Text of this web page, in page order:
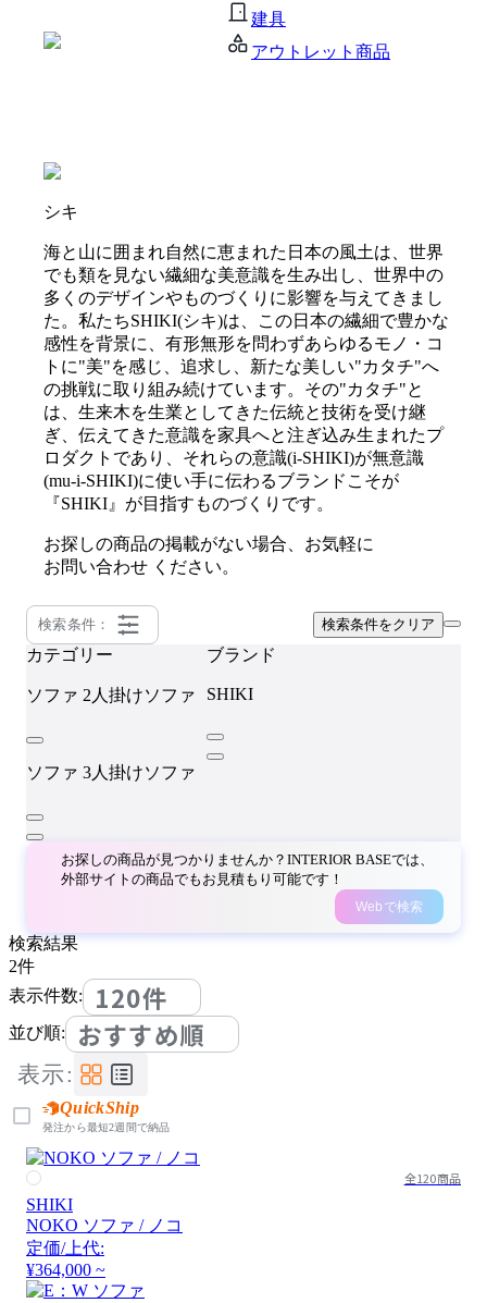
建具
アウトレット商品
シキ
海と山に囲まれ自然に恵まれた日本の風土は、世界
でも類を見ない繊細な美意識を生み出し、世界中の
多くのデザインやものづくりに影響を与えてきまし
た。私たちSHIKI(シキ)は、この日本の繊細で豊かな
感性を背景に、有形無形を問わずあらゆるモノ・コ
トに"美"を感じ、追求し、新たな美しい"カタチ"へ
の挑戦に取り組み続けています。その"カタチ"と
は、生来木を生業としてきた伝統と技術を受け継
ぎ、伝えてきた意識を家具へと注ぎ込み生まれたプ
ロダクトであり、それらの意識(i-SHIKI)が無意識
(mu-i-SHIKI)に使い手に伝わるブランドこそが
『SHIKI』が目指すものづくりです。
お探しの商品の掲載がない場合、お気軽に
お問い合わせ ください。
検索条件： 検索条件をクリア
カテゴリー
ソファ 2人掛けソファ
ソファ 3人掛けソファ
ブランド
SHIKI
お探しの商品が見つかりませんか？INTERIOR BASEでは、
外部サイトの商品でもお見積もり可能です！
Webで検索
検索結果
2件
表示件数:
120件
並び順: おすすめ順
表示:
QuickShip
発注から最短2週間で納品
全120商品
SHIKI
NOKO ソファ / ノコ
定価/上代:
¥364,000 ~